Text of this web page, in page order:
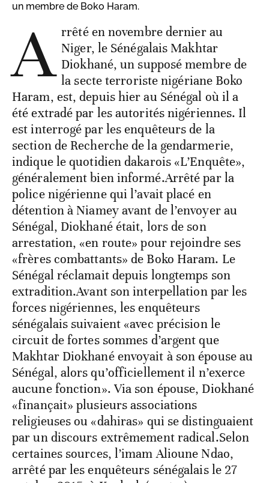
un membre de Boko Haram.
A rrêté en novembre dernier au
Niger, le Sénégalais Makhtar
Diokhané, un supposé membre de
la secte terroriste nigériane Boko
Haram, est, depuis hier au Sénégal où il a
été extradé par les autorités nigériennes. Il
est interrogé par les enquêteurs de la
section de Recherche de la gendarmerie,
indique le quotidien dakarois «L’Enquête»,
généralement bien informé.Arrêté par la
police nigérienne qui l’avait placé en
détention à Niamey avant de l’envoyer au
Sénégal, Diokhané était, lors de son
arrestation, «en route» pour rejoindre ses
«frères combattants» de Boko Haram. Le
Sénégal réclamait depuis longtemps son
extradition.Avant son interpellation par les
forces nigériennes, les enquêteurs
sénégalais suivaient «avec précision le
circuit de fortes sommes d’argent que
Makhtar Diokhané envoyait à son épouse au
Sénégal, alors qu’officiellement il n’exerce
aucune fonction». Via son épouse, Diokhané
«finançait» plusieurs associations
religieuses ou «dahiras» qui se distinguaient
par un discours extrêmement radical.Selon
certaines sources, l’imam Alioune Ndao,
arrêté par les enquêteurs sénégalais le 27